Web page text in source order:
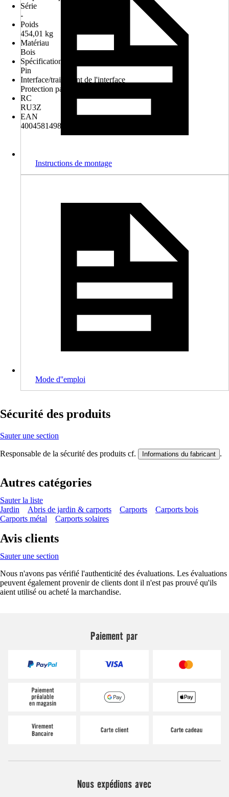
Série
-
Poids
454,01 kg
Matériau
Bois
Spécification du matériau
Pin
Interface/traitement de l'interface
Protection particulière
RC
RU3Z
EAN
4004581498856
Instructions de montage
Mode d''emploi
Sécurité des produits
Sauter une section
Responsable de la sécurité des produits cf. Informations du fabricant .
Autres catégories
Sauter la liste
Jardin
Abris de jardin & carports Carports
Carports bois
Carports métal
Carports solaires
Avis clients
Sauter une section
Nous n'avons pas vérifié l'authenticité des évaluations. Les évaluations
peuvent également provenir de clients dont il n'est pas prouvé qu'ils
aient utilisé ou acheté la marchandise.
Paiement par
Nous expédions avec